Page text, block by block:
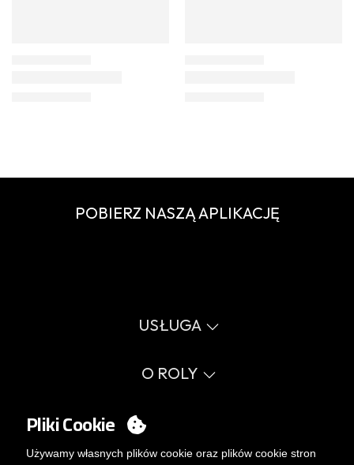
POBIERZ NASZĄ APLIKACJĘ
USŁUGA
Przewodnik po rozmiarach
Słownik
Errata katalog
O ROLY
Sprawy społeczne
Pracuj z nami
MY ACCOUNT
Logowanie
Pliki Cookie
Używamy własnych plików cookie oraz plików cookie stron